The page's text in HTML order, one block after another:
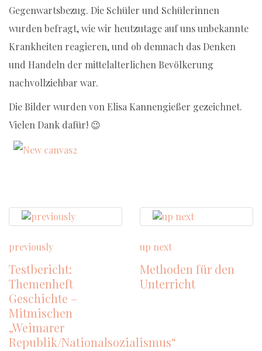
Gegenwartsbezug. Die Schüler und Schülerinnen
wurden befragt, wie wir heutzutage auf uns unbekannte
Krankheiten reagieren, und ob demnach das Denken
und Handeln der mittelalterlichen Bevölkerung
nachvollziehbar war.
Die Bilder wurden von Elisa Kannengießer gezeichnet.
Vielen Dank dafür! 😉
previously
Testbericht:
Themenheft
Geschichte –
Mitmischen
„Weimarer
Republik/Nationalsozialismus“
up next
Methoden für den
Unterricht